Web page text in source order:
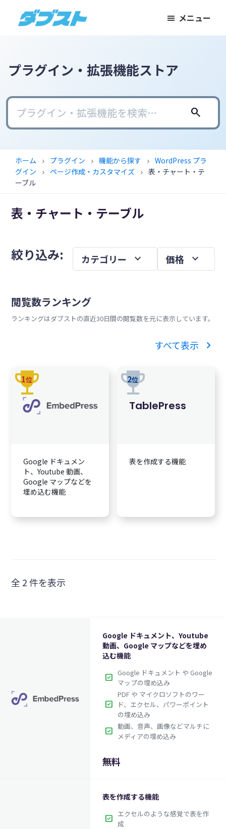
ン
に
バ
に
キ
プ
ト
の
モ
ー
ネ
ス
武
メニュー
プラグイン・拡張機能ストア
search
ホーム chevron_right プラグイン chevron_right 機能から探す chevron_right
WordPress プラ
グイン
chevron_right ページ作成・カスタマイズ chevron_right
表・チャート・テ
ーブル
表・チャート・テーブル
メ
サ
イ
ド
絞り込み: 価格 expand_more
カテゴリー expand_more
閲覧数ランキング
ランキングはダブストの直近30日間の閲覧数を元に表示しています。
すべて表示 chevron_right
trophy
1位
Google ドキュメン
ト、Youtube 動画、
Google マップなどを
埋め込む機能
trophy
2位
TablePress
表を作成する機能
全 2 件を表示
Google ドキュメント、Youtube
動画、Google マップなどを埋め
込む機能
check_box Google ドキュメント や Google
マップの埋め込み
check_box
PDF や マイクロソフトのワー
ド、エクセル、パワーポイント
の埋め込み
check_box 動画、音声、画像などマルチに
メディアの埋め込み
無料
表を作成する機能
check_box エクセルのような感覚で表を作
成